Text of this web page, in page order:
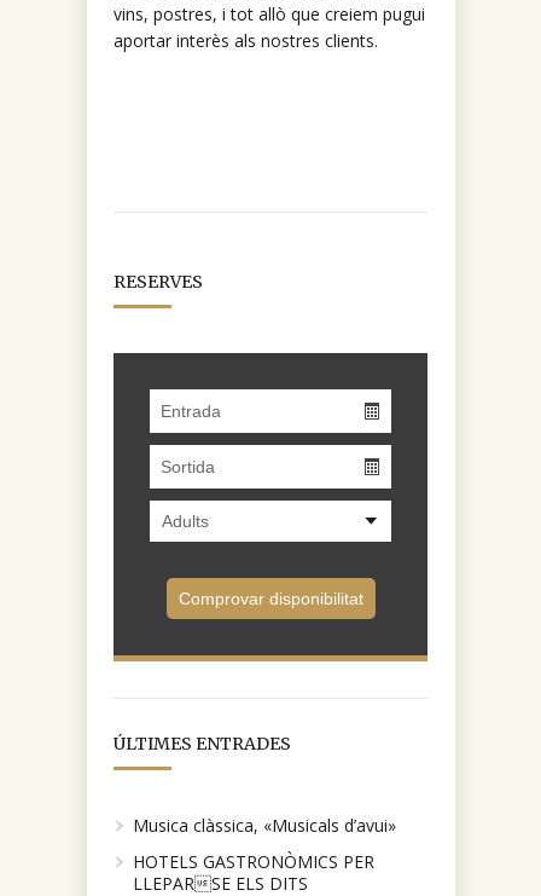
vins, postres, i tot allò que creiem pugui
aportar interès als nostres clients.
RESERVES
ÚLTIMES ENTRADES
Musica clàssica, «Musicals d’avui»
HOTELS GASTRONÒMICS PER
LLEPARSE ELS DITS